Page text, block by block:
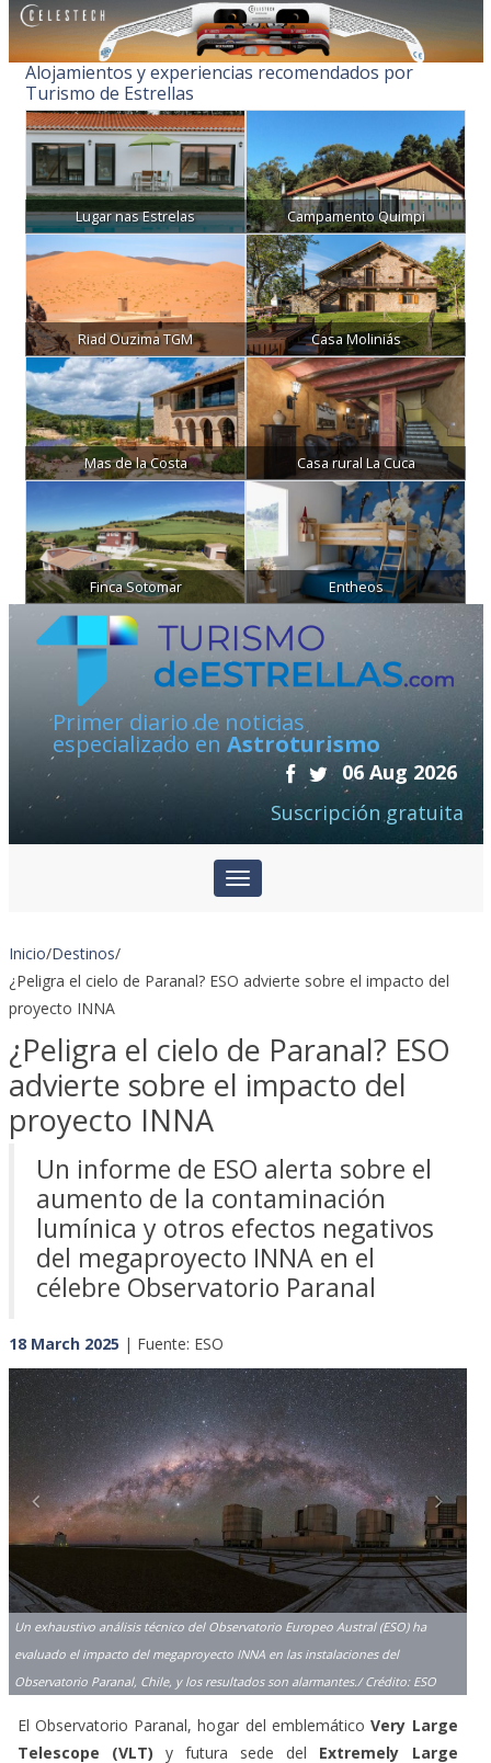
Alojamientos y experiencias recomendados por
Turismo de Estrellas
Lugar nas Estrelas Campamento Quimpi
Riad Ouzima TGM Casa Moliniás
Mas de la Costa Casa rural La Cuca
Finca Sotomar Entheos
Primer diario de noticias
especializado en Astroturismo
06 Aug 2026
Suscripción gratuita
Inicio/Destinos/
¿Peligra el cielo de Paranal? ESO advierte sobre el impacto del
proyecto INNA
¿Peligra el cielo de Paranal? ESO
advierte sobre el impacto del
proyecto INNA
Un informe de ESO alerta sobre el
aumento de la contaminación
lumínica y otros efectos negativos
del megaproyecto INNA en el
célebre Observatorio Paranal
18 March 2025 | Fuente: ESO
Un exhaustivo análisis técnico del Observatorio Europeo Austral (ESO) ha
evaluado el impacto del megaproyecto INNA en las instalaciones del
Observatorio Paranal, Chile, y los resultados son alarmantes./ Crédito: ESO
Previous Next
El Observatorio Paranal, hogar del emblemáticoVery Large
Telescope (VLT) y futura sede del Extremely Large